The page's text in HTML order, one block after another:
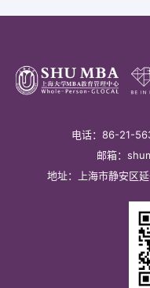
电话：86-21-
邮箱：
地址：上海市静安区